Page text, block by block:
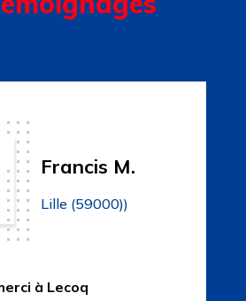
Francis M.
Lille (59000))
à Lecoq